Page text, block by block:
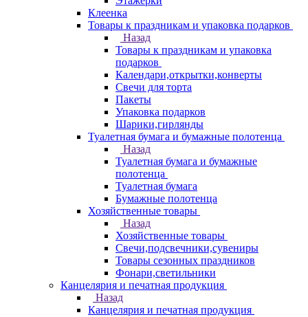
Клеенка
Товары к праздникам и упаковка подарков
Назад
Товары к праздникам и упаковка
подарков
Календари,открытки,конверты
Свечи для торта
Пакеты
Упаковка подарков
Шарики,гирлянды
Туалетная бумага и бумажные полотенца
Назад
Туалетная бумага и бумажные
полотенца
Туалетная бумага
Бумажные полотенца
Хозяйственные товары
Назад
Хозяйственные товары
Свечи,подсвечники,сувениры
Товары сезонных праздников
Фонари,светильники
Канцелярия и печатная продукция
Назад
Канцелярия и печатная продукция